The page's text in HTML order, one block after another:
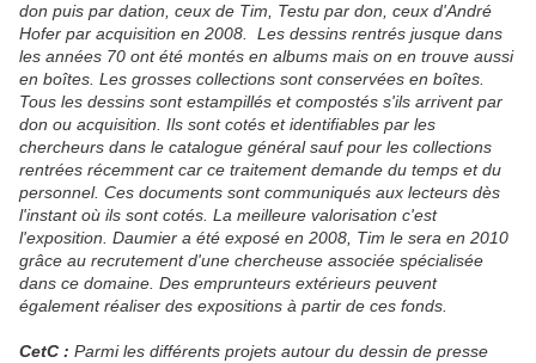
don puis par dation, ceux de Tim, Testu par don, ceux d'André
Hofer par acquisition en 2008. Les dessins rentrés jusque dans
les années 70 ont été montés en albums mais on en trouve aussi
en boîtes. Les grosses collections sont conservées en boîtes.
Tous les dessins sont estampillés et compostés s'ils arrivent par
don ou acquisition. Ils sont cotés et identifiables par les
chercheurs dans le catalogue général sauf pour les collections
rentrées récemment car ce traitement demande du temps et du
personnel. Ces documents sont communiqués aux lecteurs dès
l'instant où ils sont cotés. La meilleure valorisation c'est
l'exposition. Daumier a été exposé en 2008, Tim le sera en 2010
grâce au recrutement d'une chercheuse associée spécialisée
dans ce domaine. Des emprunteurs extérieurs peuvent
également réaliser des expositions à partir de ces fonds.
CetC : Parmi les différents projets autour du dessin de presse